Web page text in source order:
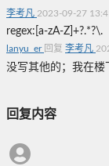
李考凡 2023-09-27
regex:[a-zA-
lanyu_er 回复 李考凡
没写其他的；我在楼
回复内容